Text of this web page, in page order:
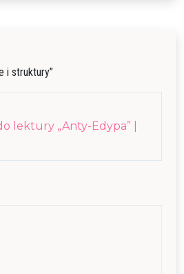
i struktury”
lektury „Anty-Edypa” |